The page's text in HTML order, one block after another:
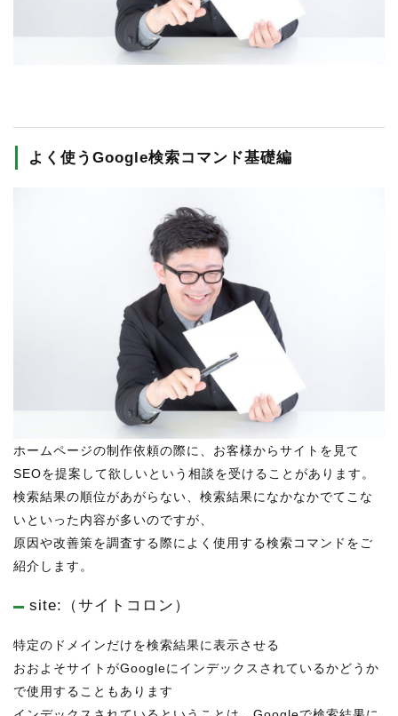
STAFF BLOG
CONTACT US
約款
情報セキュリティ
よく使うGoogle検索コマンド基礎編
ホームページの制作依頼の際に、お客様からサイトを見て
SEOを提案して欲しいという相談を受けることがあります。
検索結果の順位があがらない、検索結果になかなかでてこな
いといった内容が多いのですが、
原因や改善策を調査する際によく使用する検索コマンドをご
紹介します。
site:（サイトコロン）
特定のドメインだけを検索結果に表示させる
おおよそサイトがGoogleにインデックスされているかどうか
で使用することもあります